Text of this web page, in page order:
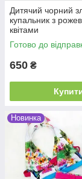
Дитячий чорний
купальник з
квітами
Готово до
650 ₴
Новинка